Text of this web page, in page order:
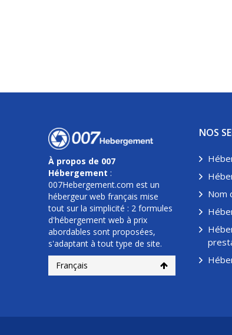
À propos de 007
Hébergement :
007Hebergement.com est un
hébergeur web français mise
tout sur la simplicité : 2 formules
d'hébergement web à prix
abordables sont proposées,
s'adaptant à tout type de site.
Français
NOS
Nom